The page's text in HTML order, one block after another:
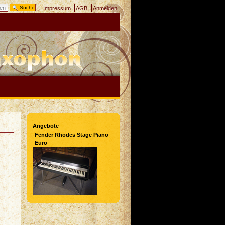
Impressum AGB Anmelden
Angebote
Fender Rhodes Stage Piano
Euro